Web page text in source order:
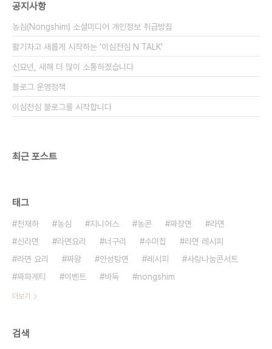
공지사항
농심(Nongshim) 소셜미디어 개인정보 취급방침
활기차고 새롭게 시작하는 '이심전심 N TALK'
신묘년, 새해 더 많이 소통하겠습니다
블로그 운영정책
이심전심 블로그를 시작합니다
최근 포스트
태그
천재하 농심 지니어스 농콘 짜장면
라면
신라면
라면요리 너구리 수미칩
라면 레시피
라면 요리
짜왕 안성탕면 레시피
사랑나눔콘서트
짜파게티
이벤트 바둑 nongshim
더보기
검색